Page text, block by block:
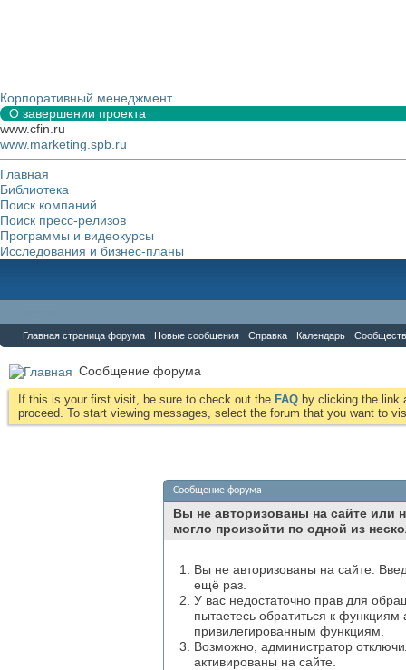
Корпоративный менеджмент
О завершении проекта
www.cfin.ru
www.marketing.spb.ru
Главная
Библиотека
Поиск компаний
Поиск пресс-релизов
Программы и видеокурсы
Исследования и бизнес-планы
Главная страница форума Новые сообщения Справка Календарь
Сообщение форума
If this is your first visit, be sure to check out the FAQ by clicking the link
proceed. To start viewing messages, select the forum that you want to
Сообщение форума
Вы не авторизованы на сайте или
могло произойти по одной из
Вы не авторизованы на сайте.
ещё раз.
У вас недостаточно прав для
пытаетесь обратиться к
привилегированным функциям.
Возможно, администратор
активированы на сайте.